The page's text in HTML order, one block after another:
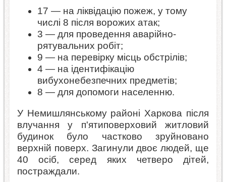
17 — на ліквідацію пожеж, у тому
числі 8 після ворожих атак;
3 — для проведення аварійно-
рятувальних робіт;
9 — на перевірку місць обстрілів;
4 — на ідентифікацію
вибухонебезпечних предметів;
8 — для допомоги населенню.
У Немишлянському районі Харкова після
влучання у п'ятиповерховий житловий
будинок було частково зруйновано
верхній поверх. Загинули двоє людей, ще
40 осіб, серед яких четверо дітей,
постраждали.